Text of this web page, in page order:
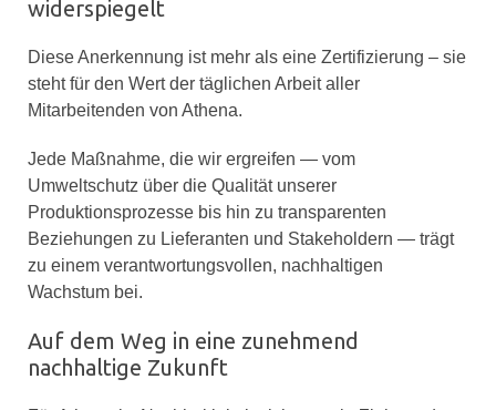
widerspiegelt
Diese Anerkennung ist mehr als eine Zertifizierung – sie
steht für den Wert der täglichen Arbeit aller
Mitarbeitenden von Athena.
Jede Maßnahme, die wir ergreifen — vom
Umweltschutz über die Qualität unserer
Produktionsprozesse bis hin zu transparenten
Beziehungen zu Lieferanten und Stakeholdern — trägt
zu einem verantwortungsvollen, nachhaltigen
Wachstum bei.
Auf dem Weg in eine zunehmend
nachhaltige Zukunft